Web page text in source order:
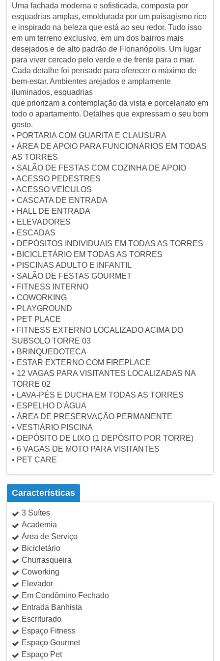
Uma fachada moderna e sofisticada, composta por
esquadrias amplas, emoldurada por um paisagismo rico
e inspirado na beleza que está ao seu redor. Tudo isso
em um terreno exclusivo, em um dos bairros mais
desejados e de alto padrão de Florianópolis. Um lugar
para viver cercado pelo verde e de frente para o mar.
Cada detalhe foi pensado para oferecer o máximo de
bem-estar. Ambientes arejados e amplamente
iluminados, esquadrias
que priorizam a contemplação da vista e porcelanato em
todo o apartamento. Detalhes que expressam o seu bom
gosto.
• PORTARIA COM GUARITA E CLAUSURA
• ÁREA DE APOIO PARA FUNCIONÁRIOS EM TODAS
AS TORRES
• SALÃO DE FESTAS COM COZINHA DE APOIO
• ACESSO PEDESTRES
• ACESSO VEÍCULOS
• CASCATA DE ENTRADA
• HALL DE ENTRADA
• ELEVADORES
• ESCADAS
• DEPÓSITOS INDIVIDUAIS EM TODAS AS TORRES
• BICICLETÁRIO EM TODAS AS TORRES
• PISCINAS ADULTO E INFANTIL
• SALÃO DE FESTAS GOURMET
• FITNESS INTERNO
• COWORKING
• PLAYGROUND
• PET PLACE
• FITNESS EXTERNO LOCALIZADO ACIMA DO
SUBSOLO TORRE 03
• BRINQUEDOTECA
• ESTAR EXTERNO COM FIREPLACE
• 12 VAGAS PARA VISITANTES LOCALIZADAS NA
TORRE 02
• LAVA-PÉS E DUCHA EM TODAS AS TORRES
• ESPELHO D'ÁGUA
• ÁREA DE PRESERVAÇÃO PERMANENTE
• VESTIÁRIO PISCINA
• DEPÓSITO DE LIXO (1 DEPÓSITO POR TORRE)
• 6 VAGAS DE MOTO PARA VISITANTES
• PET CARE
Características
3 Suítes
Academia
Área de Serviço
Bicicletário
Churrasqueira
Coworking
Elevador
Em Condômino Fechado
Entrada Banhista
Escriturado
Espaço Fitness
Espaço Gourmet
Espaço Pet